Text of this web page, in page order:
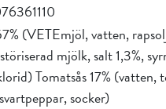
(VETEmjöl, vatten,
mjölk, salt 1,3%,
Tomatsås 17%
socker)